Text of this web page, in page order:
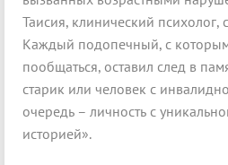
Таисия, клинический психолог,
Каждый подопечный, с
пообщаться, оставил след в
старик или человек с
очередь – личность с
историей».